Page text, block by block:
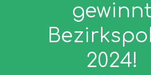
gewinnt
2024!